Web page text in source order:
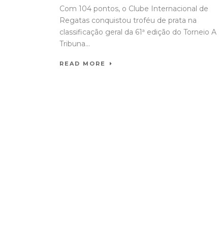
Com 104 pontos, o Clube Internacional de
Regatas conquistou troféu de prata na
classificação geral da 61ª edição do Torneio A
Tribuna...
READ MORE